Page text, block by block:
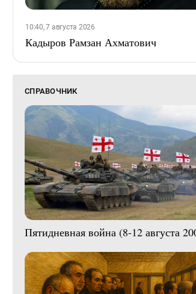
10:40, 7 августа 2026
Кадыров Рамзан Ахматович
СПРАВОЧНИК
Пятидневная война (8-12 августа